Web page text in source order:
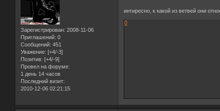
Зарегистрирован: 2008-11-06
Приглашений: 0
Сообщений: 451
Уважение: [+4/-3]
Позитив: [+4/-9]
Провел на форуме:
1 день 14 часов
Последний визит:
2010-12-06 02:21:15
интиресно, к какой из ветвей они
0